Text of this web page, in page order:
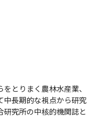
とりまく農林水産業、
中長期的な視点から研究
研究所の中核的機関誌と